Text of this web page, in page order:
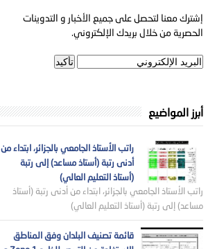
إشترك معنا لتحصل على جميع الأخبار و التدوينات
الحصرية من خلال بريدك الإلكتروني.
أبرز المواضيع
راتب الأستاذ الجامعي بالجزائر، ابتداء من
أدنى رتبة (أستاذ مساعد) إلى رتبة
(أستاذ التعليم العالي)
راتب الأستاذ الجامعي بالجزائر، ابتداء من أدنى رتبة (أستاذ
مساعد) إلى رتبة (أستاذ التعليم العالي)
قائمة تصنيف البلدان وفق المناطق